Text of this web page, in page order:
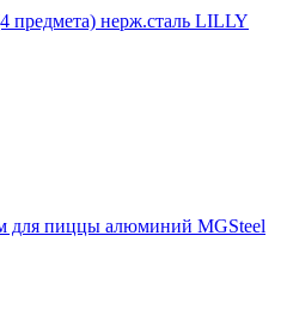
предмета) нерж.сталь LILLY